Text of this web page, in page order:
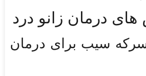
درمان زانو درد
سرکه سیب برای درمان